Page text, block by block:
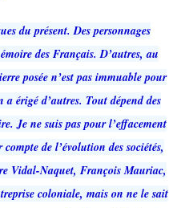
du présent. Des personnages
des Français. D’autres, au
posée n’est pas immuable pour
érigé d’autres. Tout dépend des
Je ne suis pas pour l’effacement
de l’évolution des sociétés,
Vidal-Naquet, François Mauriac,
coloniale, mais on ne le sait